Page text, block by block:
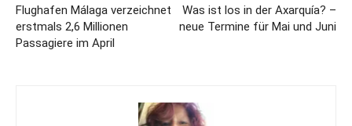
Flughafen Málaga verzeichnet
erstmals 2,6 Millionen
Passagiere im April
Was ist los in der Axarquía? –
neue Termine für Mai und Juni